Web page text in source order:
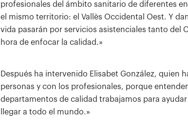
profesionales del ámbito sanitario de diferentes
el mismo territorio: el Vallès Occidental Oest. Y
vida pasarán por servicios asistenciales tanto del
hora de enfocar la calidad.»
Después ha intervenido Elisabet González, quien
personas y con los profesionales, porque
departamentos de calidad trabajamos para
llegar a todo el mundo.»